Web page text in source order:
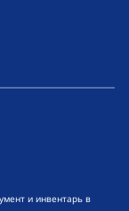
и инвентарь в